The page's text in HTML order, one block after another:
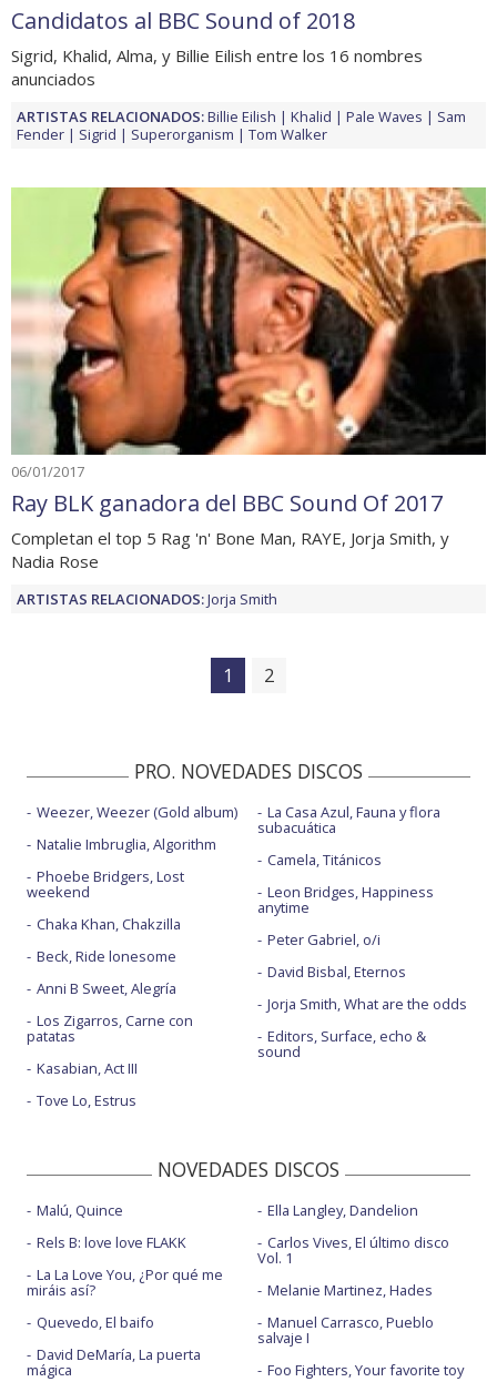
Candidatos al BBC Sound of 2018
Sigrid, Khalid, Alma, y Billie Eilish entre los 16 nombres
anunciados
ARTISTAS RELACIONADOS:Billie Eilish Khalid Pale Waves
Sam
Fender
Sigrid Superorganism Tom Walker
06/01/2017
Ray BLK ganadora del BBC Sound Of 2017
Completan el top 5 Rag 'n' Bone Man, RAYE, Jorja Smith, y
Nadia Rose
ARTISTAS RELACIONADOS:Jorja Smith
1 2
PRO. NOVEDADES DISCOS
Weezer, Weezer (Gold album)
Natalie Imbruglia, Algorithm
Phoebe Bridgers, Lost
weekend
Chaka Khan, Chakzilla
Beck, Ride lonesome
Anni B Sweet, Alegría
Los Zigarros, Carne con
patatas
Kasabian, Act III
Tove Lo, Estrus
La Casa Azul, Fauna y flora
subacuática
Camela, Titánicos
Leon Bridges, Happiness
anytime
Peter Gabriel, o/i
David Bisbal, Eternos
Jorja Smith, What are the odds
Editors, Surface, echo &
sound
NOVEDADES DISCOS
Malú, Quince
Rels B: love love FLAKK
La La Love You, ¿Por qué me
miráis así?
Quevedo, El baifo
David DeMaría, La puerta
mágica
Ella Langley, Dandelion
Carlos Vives, El último disco
Vol. 1
Melanie Martinez, Hades
Manuel Carrasco, Pueblo
salvaje I
Foo Fighters, Your favorite toy